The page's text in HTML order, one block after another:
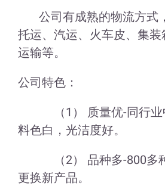
公司有成熟的物流方式
托运、汽运、火车皮、集
运输等。
公司特色：
（1） 质量优-同行业
料色白，光洁度好。
（2） 品种多-800多种
更换新产品。